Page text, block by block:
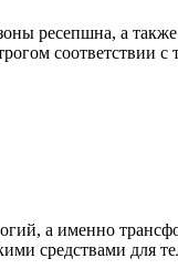
ресепшна, а
соответствии с
а именно
средствами для